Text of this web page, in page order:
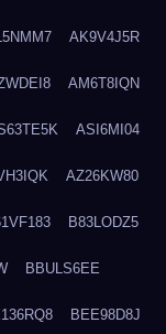
AK9V4J5R
AM6T8IQN
ASI6MI04
AZ26KW80
B83LODZ5
BBULS6EE
BEE98D8J